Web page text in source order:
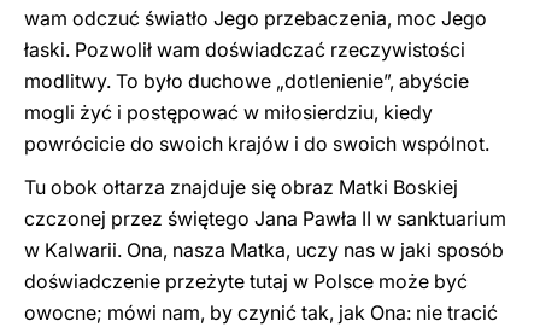
wam odczuć światło Jego przebaczenia, moc Jego
łaski. Pozwolił wam doświadczać rzeczywistości
modlitwy. To było duchowe „dotlenienie”, abyście
mogli żyć i postępować w miłosierdziu, kiedy
powrócicie do swoich krajów i do swoich wspólnot.
Tu obok ołtarza znajduje się obraz Matki Boskiej
czczonej przez świętego Jana Pawła II w sanktuarium
w Kalwarii. Ona, nasza Matka, uczy nas w jaki sposób
doświadczenie przeżyte tutaj w Polsce może być
owocne; mówi nam, by czynić tak, jak Ona: nie tracić